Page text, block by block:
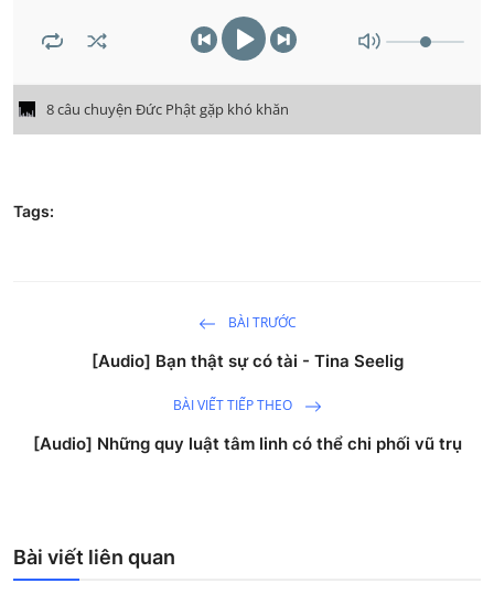
8 câu chuyện Đức Phật gặp khó khăn
Tags:
BÀI TRƯỚC
[Audio] Bạn thật sự có tài - Tina Seelig
BÀI VIẾT TIẾP THEO
[Audio] Những quy luật tâm linh có thể chi phối vũ trụ
Bài viết liên quan